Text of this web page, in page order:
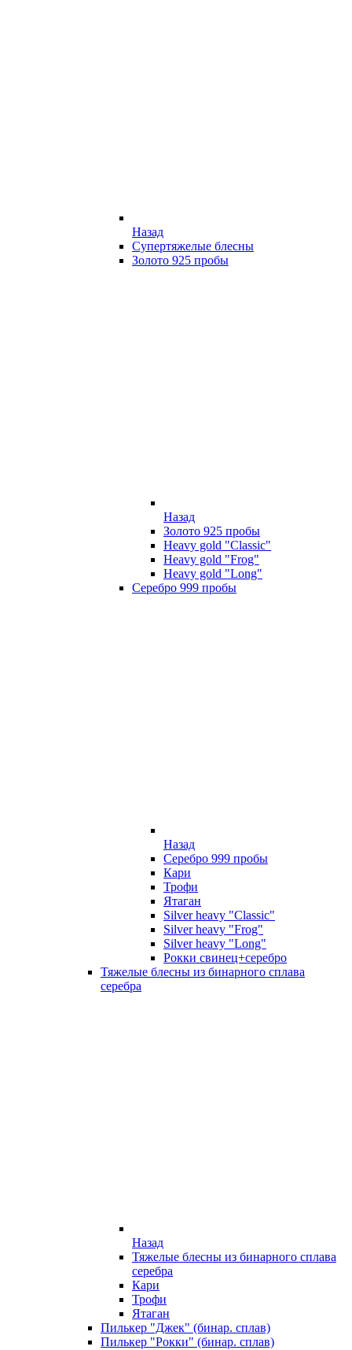
Назад
Супертяжелые блесны
Золото 925 пробы
Назад
Золото 925 пробы
Heavy gold "Classic"
Heavy gold "Frog"
Heavy gold "Long"
Серебро 999 пробы
Назад
Серебро 999 пробы
Кари
Трофи
Ятаган
Silver heavy "Classic"
Silver heavy "Frog"
Silver heavy "Long"
Рокки свинец+серебро
Тяжелые блесны из бинарного сплава
серебра
Назад
Тяжелые блесны из бинарного сплава
серебра
Кари
Трофи
Ятаган
Пилькер "Джек" (бинар. сплав)
Пилькер "Рокки" (бинар. сплав)